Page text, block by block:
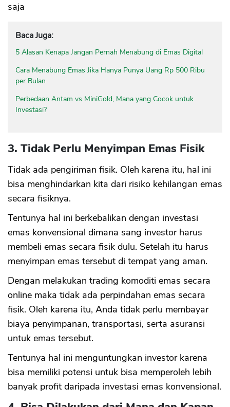
saja
Baca Juga:
5 Alasan Kenapa Jangan Pernah Menabung di Emas Digital
Cara Menabung Emas Jika Hanya Punya Uang Rp 500 Ribu
per Bulan
Perbedaan Antam vs MiniGold, Mana yang Cocok untuk
Investasi?
3. Tidak Perlu Menyimpan Emas Fisik
Tidak ada pengiriman fisik. Oleh karena itu, hal ini
bisa menghindarkan kita dari risiko kehilangan emas
secara fisiknya.
Tentunya hal ini berkebalikan dengan investasi
emas konvensional dimana sang investor harus
membeli emas secara fisik dulu. Setelah itu harus
menyimpan emas tersebut di tempat yang aman.
Dengan melakukan trading komoditi emas secara
online maka tidak ada perpindahan emas secara
fisik. Oleh karena itu, Anda tidak perlu membayar
biaya penyimpanan, transportasi, serta asuransi
untuk emas tersebut.
Tentunya hal ini menguntungkan investor karena
bisa memiliki potensi untuk bisa memperoleh lebih
banyak profit daripada investasi emas konvensional.